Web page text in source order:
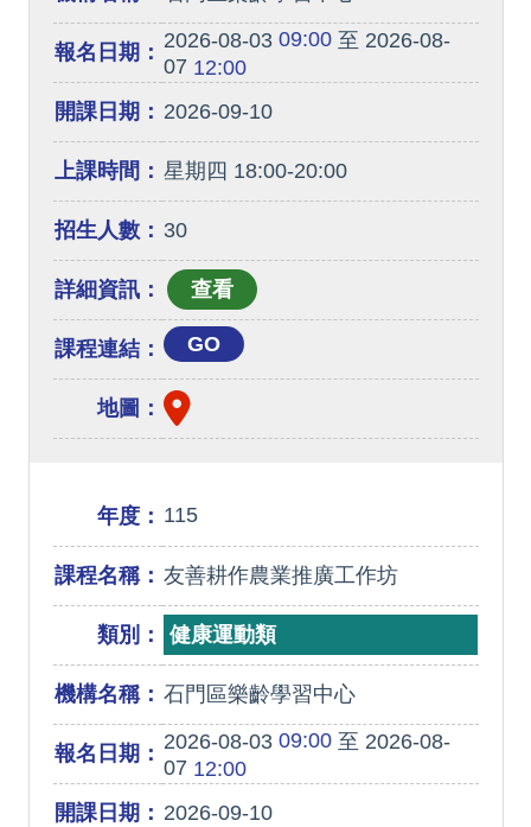
報名日期： 2026-08-0309:00至 2026-08-
07 12:00
開課日期： 2026-09-10
上課時間： 星期四 18:00-20:00
招生人數： 30
詳細資訊：
課程連結： GO
地圖：
年度： 115
課程名稱： 友善耕作農業推廣工作坊
類別： 健康運動類
機構名稱： 石門區樂齡學習中心
報名日期： 2026-08-0309:00至 2026-08-
07 12:00
開課日期： 2026-09-10